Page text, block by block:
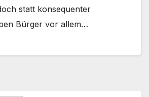
statt konsequenter
Bürger vor allem…